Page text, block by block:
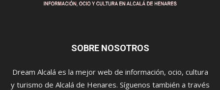
SOBRE NOSOTROS
Dream Alcalá es la mejor web de información, ocio, cultura
y turismo de Alcalá de Henares. Síguenos también a través